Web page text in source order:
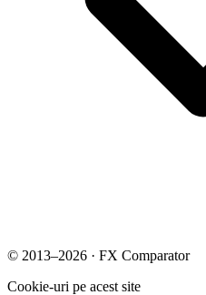
© 2013–2026 · FX Comparator
Cookie-uri pe acest site